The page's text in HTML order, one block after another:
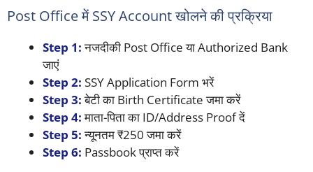
Post Office में SSY Account खोलने की प्रक्रिया
Step 1:नजदीकी Post Office या Authorized Bank
जाएं
Step 2: SSY Application Form भरें
Step 3:बेटी का Birth Certificate जमा करें
Step 4:माता-पिता का ID/Address Proof दें
Step 5:न्यूनतम ₹250 जमा करें
Step 6: Passbook प्राप्त करें